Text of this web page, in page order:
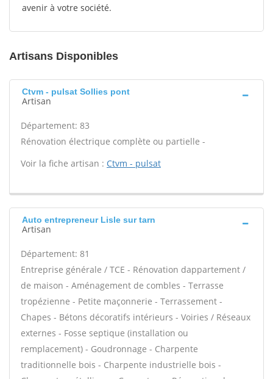
avenir à votre société.
Artisans Disponibles
Ctvm - pulsat Sollies pont
Artisan
Département: 83
Rénovation électrique complète ou partielle -
Voir la fiche artisan : Ctvm - pulsat
Auto entrepreneur Lisle sur tarn
Artisan
Département: 81
Entreprise générale / TCE - Rénovation dappartement /
de maison - Aménagement de combles - Terrasse
tropézienne - Petite maçonnerie - Terrassement -
Chapes - Bétons décoratifs intérieurs - Voiries / Réseaux
externes - Fosse septique (installation ou
remplacement) - Goudronnage - Charpente
traditionnelle bois - Charpente industrielle bois -